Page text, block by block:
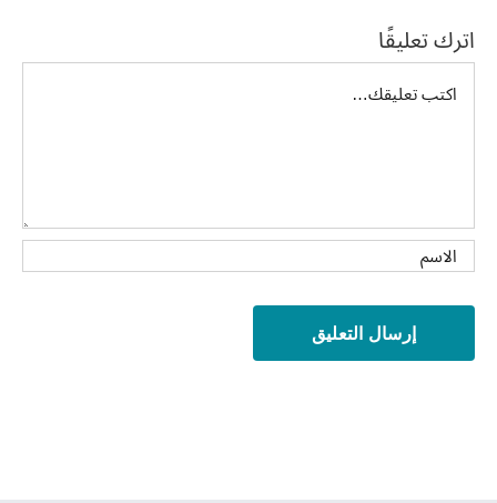
اترك تعليقًا
تعليق